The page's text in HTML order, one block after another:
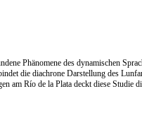
Phänomene des dynamischen
die diachrone Darstellung des
Río de la Plata deckt diese Studie